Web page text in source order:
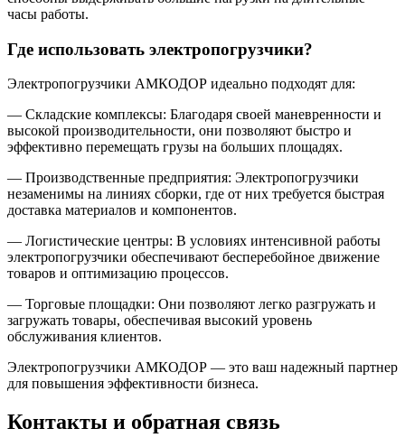
часы работы.
Где использовать электропогрузчики?
Электропогрузчики АМКОДОР идеально подходят для:
— Складские комплексы: Благодаря своей маневренности и
высокой производительности, они позволяют быстро и
эффективно перемещать грузы на больших площадях.
— Производственные предприятия: Электропогрузчики
незаменимы на линиях сборки, где от них требуется быстрая
доставка материалов и компонентов.
— Логистические центры: В условиях интенсивной работы
электропогрузчики обеспечивают бесперебойное движение
товаров и оптимизацию процессов.
— Торговые площадки: Они позволяют легко разгружать и
загружать товары, обеспечивая высокий уровень
обслуживания клиентов.
Электропогрузчики АМКОДОР — это ваш надежный партнер
для повышения эффективности бизнеса.
Контакты и обратная связь